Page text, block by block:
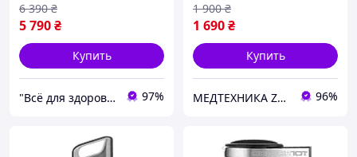
5 790₴
6 390 ₴
Купить
"Всё для здоровья" Интернет-магазин 97%
1 690₴
1 900 ₴
Купить
МЕДТЕХНИКА ZENET-ДНЕПР - Медицинское и массажное оборудование 96%